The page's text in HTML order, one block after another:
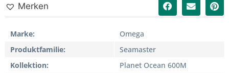
Merken
Marke
Omega
Produktfamilie
Seamaster
Kollektion
Planet Ocean 600M